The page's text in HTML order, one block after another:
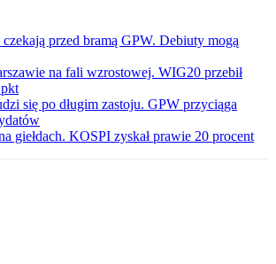
przed bramą GPW. Debiuty mogą
na fali wzrostowej. WIG20 przebił
się po długim zastoju. GPW przyciąga
giełdach. KOSPI zyskał prawie 20 procent